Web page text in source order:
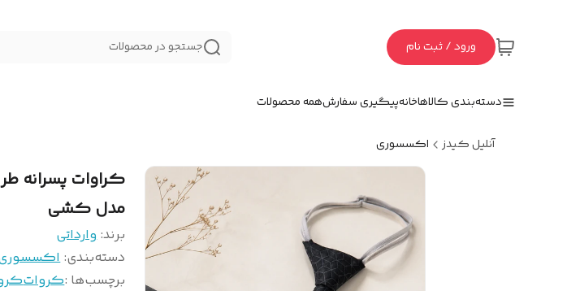
ورود / ثبت نام جستجو در محصولات
دسته‌بندی کالاهاخانهپیگیری سفارشهمه محصولات
آنلیل کیدز اکسسوری
کراوات
مدل کشی
برند:وارداتی
دسته‌بندی:
برچسب‌ها :کروات